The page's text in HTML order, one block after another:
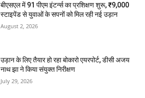
बीएसएल में 91 पीएम इंटर्न्स का प्रशिक्षण शुरू, ₹9,000
स्टाइपेंड से युवाओं के सपनों को मिल रही नई उड़ान
August 2, 2026
उड़ान के लिए तैयार हो रहा बोकारो एयरपोर्ट, डीसी अजय
नाथ झा ने किया संयुक्त निरीक्षण
July 29, 2026